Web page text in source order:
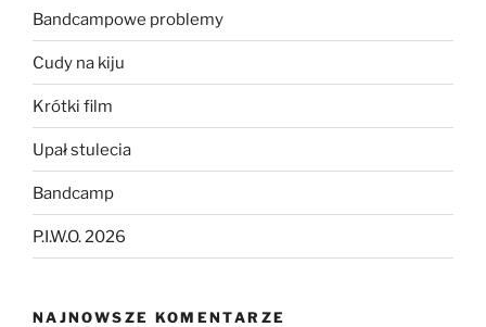
Bandcampowe problemy
Cudy na kiju
Krótki film
Upał stulecia
Bandcamp
P.I.W.O. 2026
NAJNOWSZE KOMENTARZE